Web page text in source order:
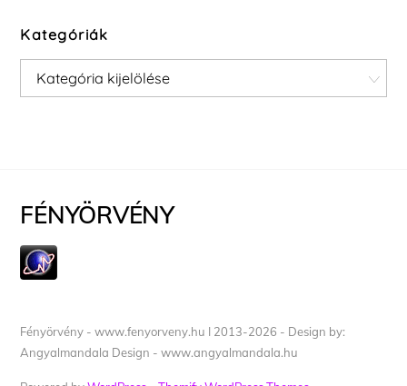
Kategóriák
Kategóriák
FÉNYÖRVÉNY
Fényörvény - www.fenyorveny.hu I 2013-2026 - Design by:
Angyalmandala Design - www.angyalmandala.hu